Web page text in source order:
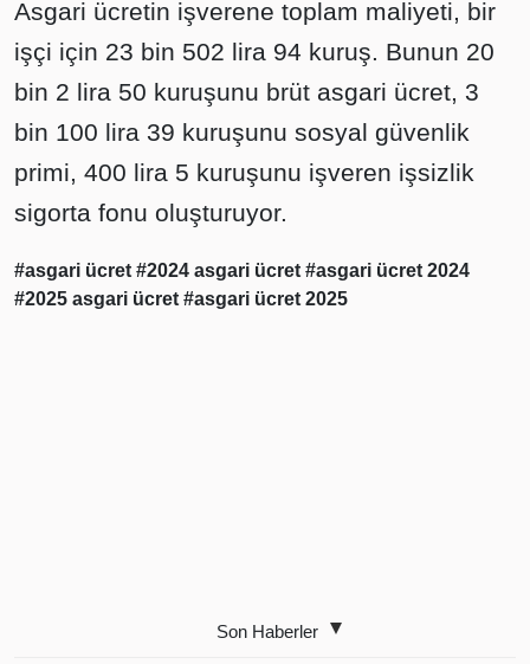
Asgari ücretin işverene toplam maliyeti, bir
işçi için 23 bin 502 lira 94 kuruş. Bunun 20
bin 2 lira 50 kuruşunu brüt asgari ücret, 3
bin 100 lira 39 kuruşunu sosyal güvenlik
primi, 400 lira 5 kuruşunu işveren işsizlik
sigorta fonu oluşturuyor.
#asgari ücret #2024 asgari ücret #asgari ücret 2024
#2025 asgari ücret #asgari ücret 2025
Son Haberler